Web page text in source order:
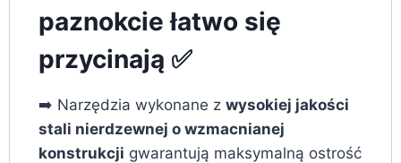
paznokcie łatwo się
przycinają ✅
➡️ Narzędzia wykonane z wysokiej jakości
stali nierdzewnej o wzmacnianej
konstrukcji gwarantują maksymalną ostrość